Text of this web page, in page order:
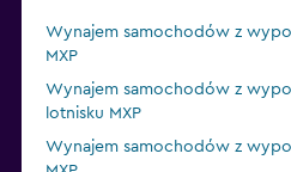
Wynajem samochodów z
MXP
Wynajem samochodów z
lotnisku MXP
Wynajem samochodów z